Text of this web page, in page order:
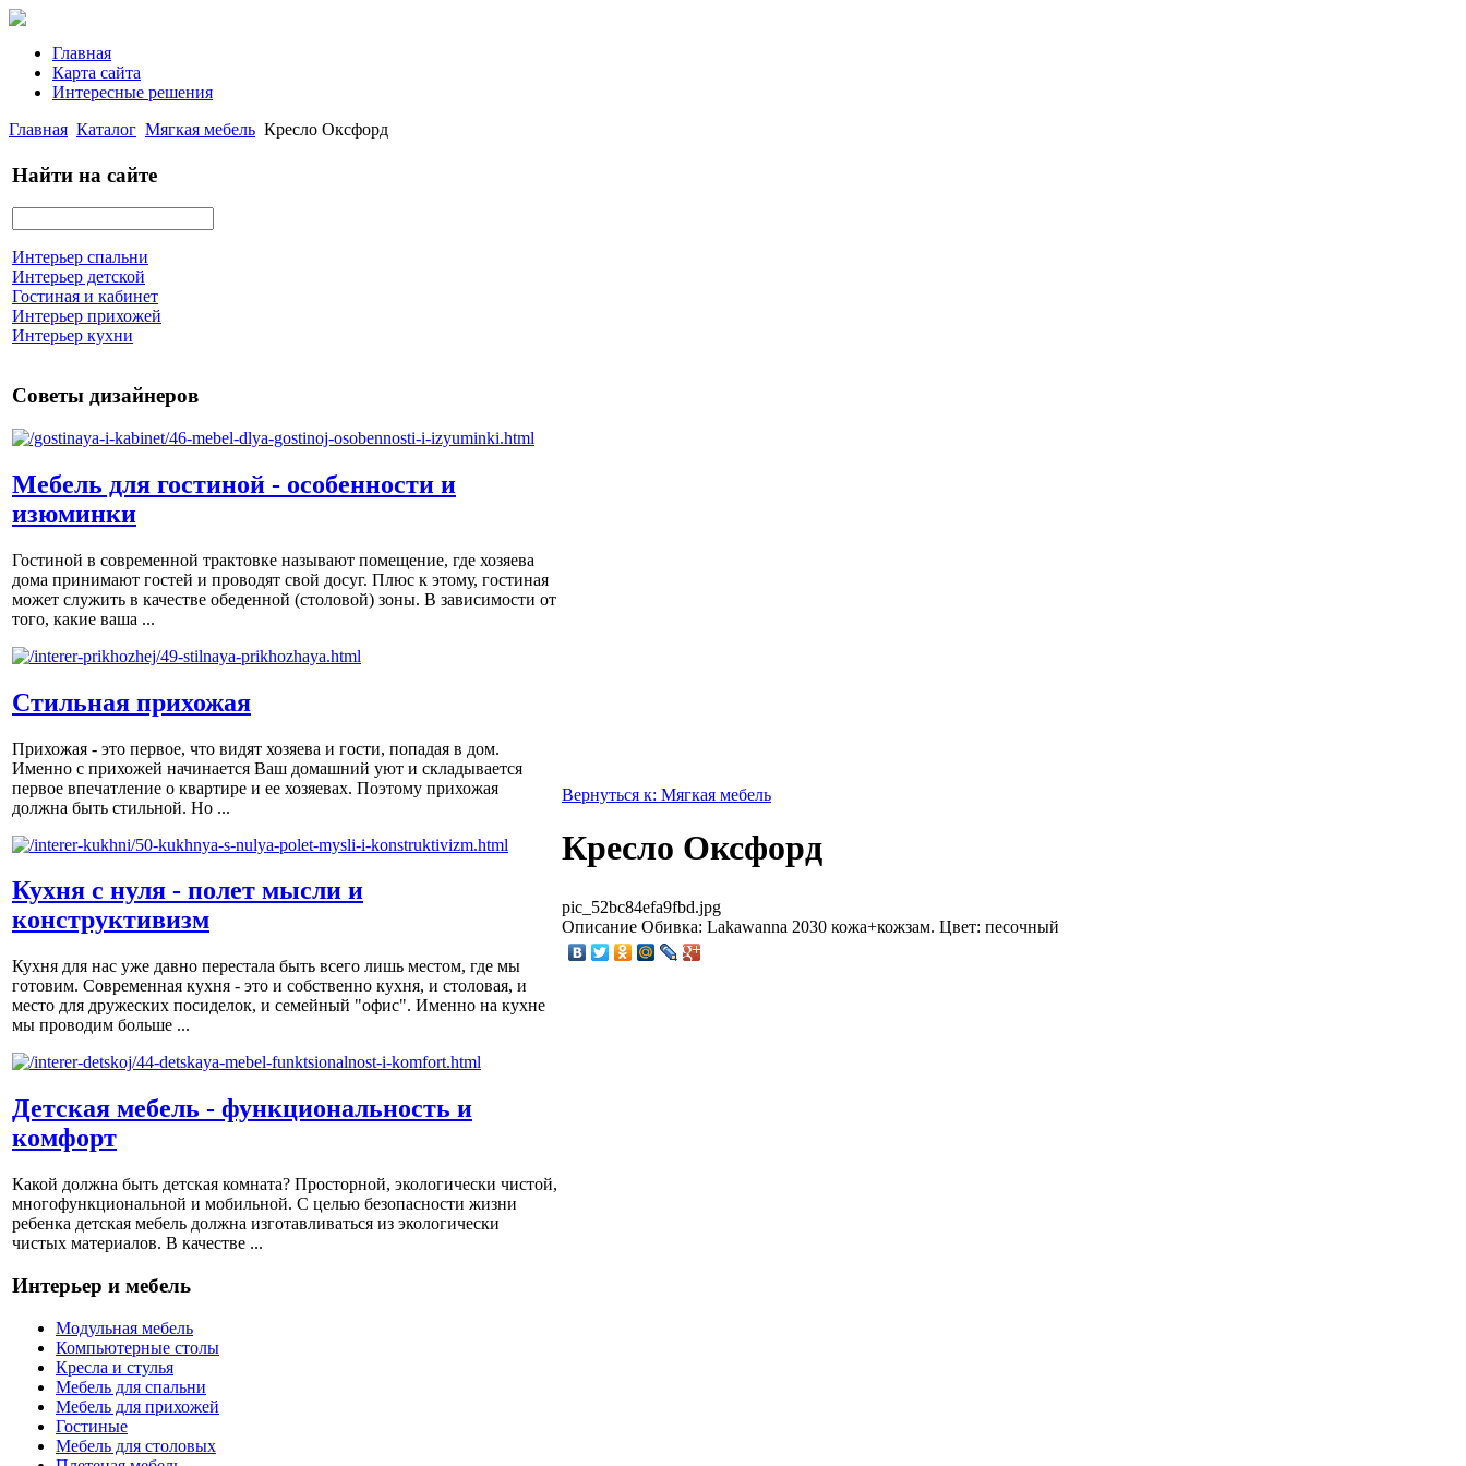
Главная
Карта сайта
Интересные решения
Главная Каталог Мягкая мебель Кресло Оксфорд
Найти на сайте
Интерьер спальни
Интерьер детской
Гостиная и кабинет
Интерьер прихожей
Интерьер кухни
Советы дизайнеров
Мебель для гостиной - особенности и
изюминки
Гостиной в современной трактовке называют помещение, где хозяева
дома принимают гостей и проводят свой досуг. Плюс к этому, гостиная
может служить в качестве обеденной (столовой) зоны. В зависимости от
того, какие ваша ...
Стильная прихожая
Прихожая - это первое, что видят хозяева и гости, попадая в дом.
Именно с прихожей начинается Ваш домашний уют и складывается
первое впечатление о квартире и ее хозяевах. Поэтому прихожая
должна быть стильной. Но ...
Кухня с нуля - полет мысли и
конструктивизм
Кухня для нас уже давно перестала быть всего лишь местом, где мы
готовим. Современная кухня - это и собственно кухня, и столовая, и
место для дружеских посиделок, и семейный "офис". Именно на кухне
мы проводим больше ...
Детская мебель - функциональность и
комфорт
Какой должна быть детская комната? Просторной, экологически чистой,
многофункциональной и мобильной. С целью безопасности жизни
ребенка детская мебель должна изготавливаться из экологически
чистых материалов. В качестве ...
Интерьер и мебель
Модульная мебель
Компьютерные столы
Кресла и стулья
Мебель для спальни
Мебель для прихожей
Гостиные
Мебель для столовых
Вернуться к: Мягкая мебель
Кресло Оксфорд
pic_52bc84efa9fbd.jpg
Описание Обивка: Lakawanna 2030 кожа+кожзам. Цвет: песочный